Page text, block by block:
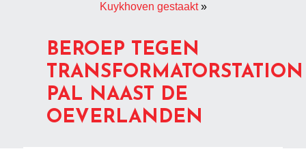
Kuykhoven gestaakt»
BEROEP TEGEN
TRANSFORMATORSTATION
PAL NAAST DE
OEVERLANDEN